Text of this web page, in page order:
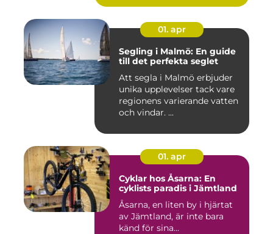
01. apr
Segling i Malmö: En guide
till det perfekta seglet
Att segla i Malmö erbjuder
unika upplevelser tack vare
regionens varierande vatten
och vindar. ...
01. apr
Cyklar hos Åsarna: En
cyklists paradis i Jämtland
Åsarna, en liten by i hjärtat
av Jämtland, är inte bara
känd för sina...